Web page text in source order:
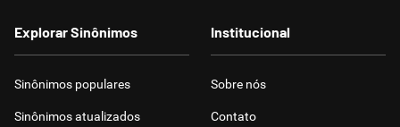
Explorar Sinônimos
Sinônimos populares
Sinônimos atualizados
Institucional
Sobre nós
Contato